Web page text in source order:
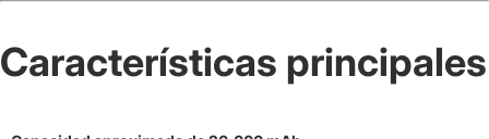
Características principales